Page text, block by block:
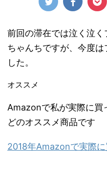
前回の滞在では泣く泣
ちゃんちですが、今度
した。
オススメ
Amazonで私が実際に買
どのオススメ商品です
2018年Amazonで実際